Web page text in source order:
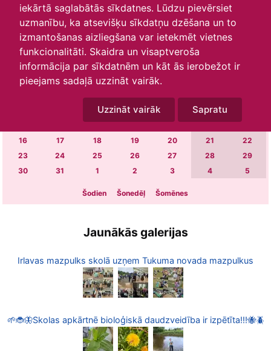
iekārtā saglabātās sīkdatnes. Lūdzu pievērsiet
uzmanību, ka atsevišķu sīkdatņu dzēšana un to
izmantošanas aizliegšana var ietekmēt vietnes
funkcionalitāti. Skaidra un visaptveroša
informācija par sīkdatnēm un kāt ās ierobežot ir
pieejams sadaļā uzzināt vairāk.
Uzzināt vairāk Sapratu
O T S
4 5 7
11 12 13 14
16
17 18 19 20 21
22
23
24 25 26 27 28
29
30
31 1 2 3 4 5
Šodien Šonedēļ Šomēnes
Jaunākās galerijas
Irlavas mazpulks skolā uzņem Tukuma novada mazpulkus
🌱🐞🦋Skolas apkārtnē bioloģiskā daudzveidība ir izpētīta!!!🐝🪲